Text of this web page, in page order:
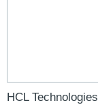
HCL Technologies